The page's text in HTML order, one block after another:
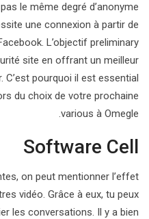
le même degré d’anonyme
une connexion à partir de
L’objectif preliminary
site en offrant un meilleur
pourquoi il est essential
du choix de votre prochaine
various à Omegle.
Software Cell
on peut mentionner l’effet
vidéo. Grâce à eux, tu peux
les conversations. Il y a bien